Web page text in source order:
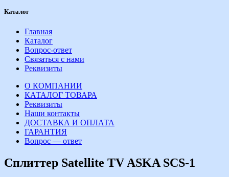
Каталог
Главная
Каталог
Вопрос-ответ
Связаться с нами
Реквизиты
О КОМПАНИИ
КАТАЛОГ ТОВАРА
Реквизиты
Наши контакты
ДОСТАВКА И ОПЛАТА
ГАРАНТИЯ
Вопрос — ответ
Сплиттер Satellite TV ASKA SCS-1